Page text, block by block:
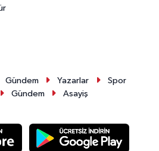
Gündem Yazarlar
Spor
Gündem
Asayiş